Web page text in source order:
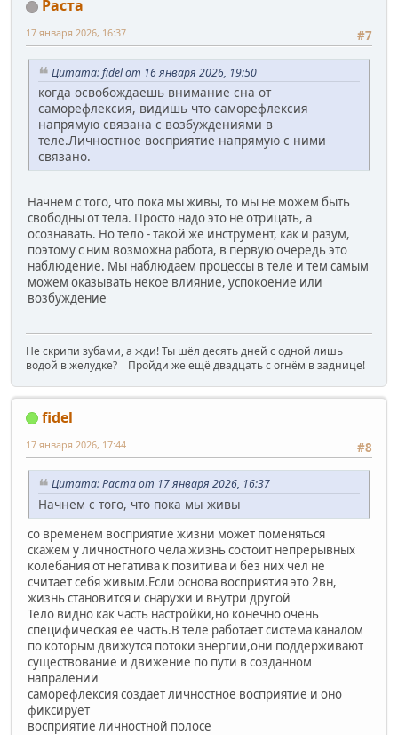
Раста
#7
17 января 2026, 16:37
Цитата: fidel от 16 января 2026, 19:50
когда освобождаешь внимание сна от
саморефлексия, видишь что саморефлексия
напрямую связана с возбуждениями в
теле.Личностное восприятие напрямую с ними
связано.
Начнем с того, что пока мы живы, то мы не можем быть
свободны от тела. Просто надо это не отрицать, а
осознавать. Но тело - такой же инструмент, как и разум,
поэтому с ним возможна работа, в первую очередь это
наблюдение. Мы наблюдаем процессы в теле и тем самым
можем оказывать некое влияние, успокоение или
возбуждение
Не скрипи зубами, а жди! Ты шёл десять дней с одной лишь
водой в желудке? Пройди же ещё двадцать с огнём в заднице!
fidel
#8
17 января 2026, 17:44
Цитата: Раста от 17 января 2026, 16:37
Начнем с того, что пока мы живы
со временем восприятие жизни может поменяться
скажем у личностного чела жизнь состоит непрерывных
колебания от негатива к позитива и без них чел не
считает себя живым.Если основа восприятия это 2вн,
жизнь становится и снаружи и внутри другой
Тело видно как часть настройки,но конечно очень
специфическая ее часть.В теле работает система каналом
по которым движутся потоки энергии,они поддерживают
существование и движение по пути в созданном
напралении
саморефлексия создает личностное восприятие и оно
фиксирует
восприятие личностной полосе